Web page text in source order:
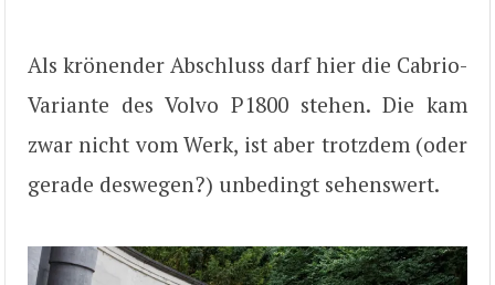
Als krönender Abschluss darf hier die Cabrio-
Variante des Volvo P1800 stehen. Die kam
zwar nicht vom Werk, ist aber trotzdem (oder
gerade deswegen?) unbedingt sehenswert.